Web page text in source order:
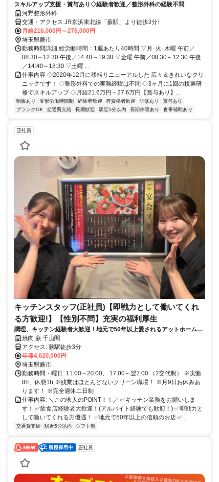
スキルアップ支援・賞与あり◇経験者歓迎／整形外科の経験不問
河野整形外科
交通・アクセス JR京浜東北線「蕨駅」より徒歩3分!
月給216,000円～276,000円
埼玉県蕨市
勤務時間詳細 総労働時間：1週あたり40時間 ▽月･火･木曜 午前／
08:30～12:30 午後／14:40～19:30 ▽金曜 午前／08:30～12:30 午後
／14:40～18:30 ▽土曜 ...
仕事内容 ◇2020年12月に移転リニューアルした 広々＆きれいなクリ
ニックです！ ◇整形外科での実務経験は不問 ◇3ヶ月に1回の接遇研
修でスキルアップ ◇月給21.6万円～27.6万円【賞与あり】...
制服あり 変形労働時間制 経験者歓迎 有資格者歓迎 研修あり
賞与あり
ブランクOK
交通費支給 長期歓迎 駅近5分以内 長期休暇あり 食事補助あり
正社員
キッチンスタッフ(正社員)【即戦力として働いてくれ
る方歓迎!】【性別不問】充実の福利厚生
調理、キッチン経験者大歓迎！地元で50年以上愛されるアットホーム高
級焼肉屋さん！A5黒毛和牛や希少部位を扱うお店です！
焼肉 蕨 千山閣
アクセス: 蕨駅徒歩3分
年俸4,020,000円
埼玉県蕨市
勤務時間・曜日: 11:00～20:00、 17:00～翌2:00 （2交代制） ※実働
8h、休憩1h ※残業はほとんどないクリーン職場！ ※月9日お休みあ
ります！ ※完全週休二日制
仕事内容: ＼この求人のPOINT！！／ ✅キッチン業務をお願いしま
す！ ✅飲食店経験者大歓迎！(アルバイト経験でも歓迎！) ✅即戦力と
して働いてくれる方優遇！ ✅地元で50年以上の信頼のお店 ✅...
交通費支給 駅近5分以内 シフト制
正社員